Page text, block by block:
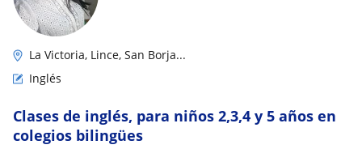
La Victoria, Lince, San Borja...
Inglés
Clases de inglés, para niños 2,3,4 y 5 años en
colegios bilingües